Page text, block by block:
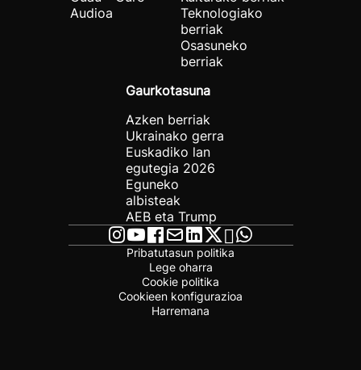
Audioa
Teknologiako
berriak
Osasuneko
berriak
Gaurkotasuna
Azken berriak
Ukrainako gerra
Euskadiko lan
egutegia 2026
Eguneko
albisteak
AEB eta Trump
Pribatutasun politika
Lege oharra
Cookie politika
Cookieen konfigurazioa
Harremana